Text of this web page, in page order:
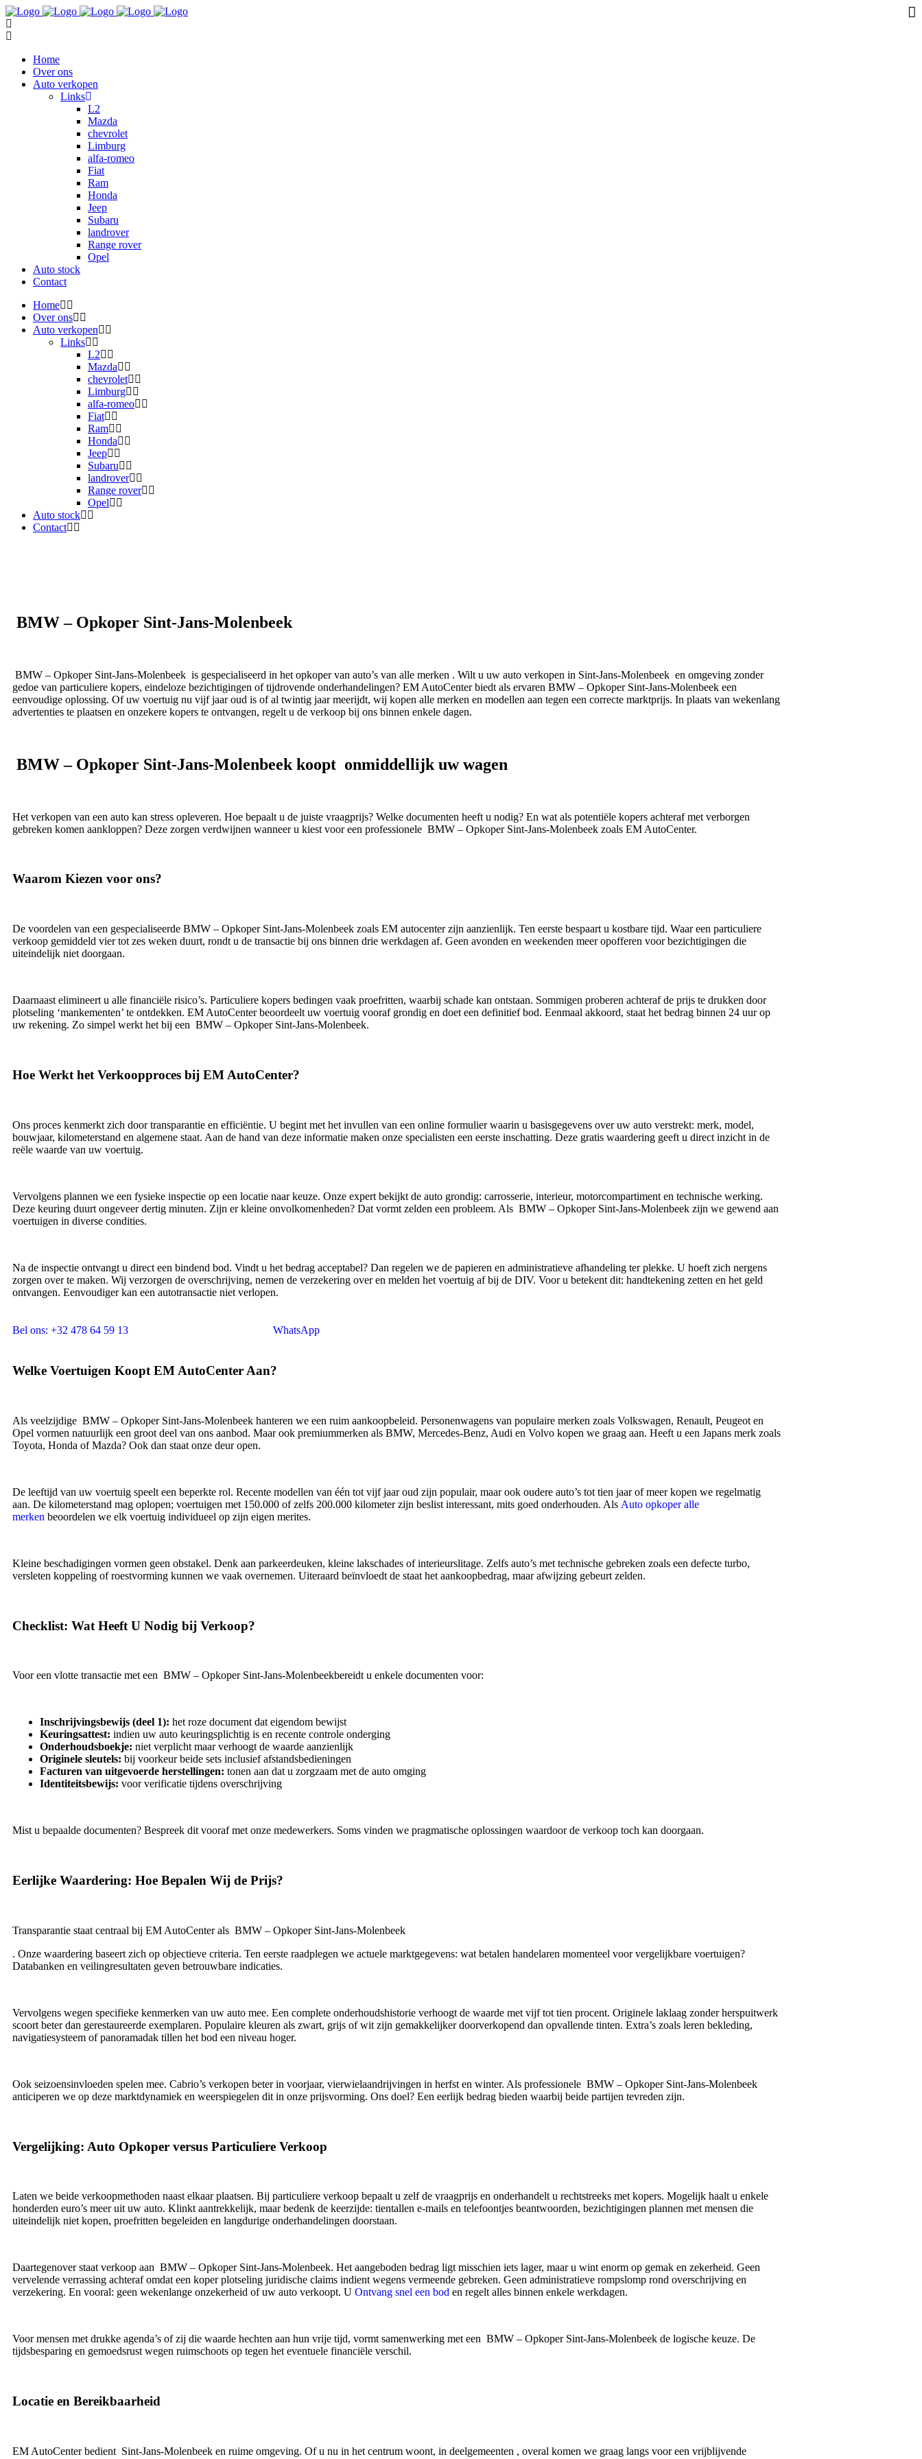
Home
Over ons
Auto verkopen
Links
L2
Mazda
chevrolet
Limburg
alfa-romeo
Fiat
Ram
Honda
Jeep
Subaru
landrover
Range rover
Opel
Auto stock
Contact
Home
Over ons
Auto verkopen
Links
L2
Mazda
chevrolet
Limburg
alfa-romeo
Fiat
Ram
Honda
Jeep
Subaru
landrover
Range rover
Opel
Auto stock
Contact
BMW – Opkoper Sint-Jans-Molenbeek
BMW – Opkoper Sint-Jans-Molenbeek is gespecialiseerd in het opkoper van auto’s van alle merken . Wilt u uw auto verkopen in Sint-Jans-Molenbeek en omgeving zonder
gedoe van particuliere kopers, eindeloze bezichtigingen of tijdrovende onderhandelingen? EM AutoCenter biedt als ervaren BMW – Opkoper Sint-Jans-Molenbeek een
eenvoudige oplossing. Of uw voertuig nu vijf jaar oud is of al twintig jaar meerijdt, wij kopen alle merken en modellen aan tegen een correcte marktprijs. In plaats van wekenlang
advertenties te plaatsen en onzekere kopers te ontvangen, regelt u de verkoop bij ons binnen enkele dagen.
BMW – Opkoper Sint-Jans-Molenbeek koopt onmiddellijk uw wagen
Het verkopen van een auto kan stress opleveren. Hoe bepaalt u de juiste vraagprijs? Welke documenten heeft u nodig? En wat als potentiële kopers achteraf met verborgen
gebreken komen aankloppen? Deze zorgen verdwijnen wanneer u kiest voor een professionele BMW – Opkoper Sint-Jans-Molenbeek zoals EM AutoCenter.
Waarom Kiezen voor ons?
De voordelen van een gespecialiseerde BMW – Opkoper Sint-Jans-Molenbeek zoals EM autocenter zijn aanzienlijk. Ten eerste bespaart u kostbare tijd. Waar een particuliere
verkoop gemiddeld vier tot zes weken duurt, rondt u de transactie bij ons binnen drie werkdagen af. Geen avonden en weekenden meer opofferen voor bezichtigingen die
uiteindelijk niet doorgaan.
Daarnaast elimineert u alle financiële risico’s. Particuliere kopers bedingen vaak proefritten, waarbij schade kan ontstaan. Sommigen proberen achteraf de prijs te drukken door
plotseling ‘mankementen’ te ontdekken. EM AutoCenter beoordeelt uw voertuig vooraf grondig en doet een definitief bod. Eenmaal akkoord, staat het bedrag binnen 24 uur op
uw rekening. Zo simpel werkt het bij een BMW – Opkoper Sint-Jans-Molenbeek.
Hoe Werkt het Verkoopproces bij EM AutoCenter?
Ons proces kenmerkt zich door transparantie en efficiëntie. U begint met het invullen van een online formulier waarin u basisgegevens over uw auto verstrekt: merk, model,
bouwjaar, kilometerstand en algemene staat. Aan de hand van deze informatie maken onze specialisten een eerste inschatting. Deze gratis waardering geeft u direct inzicht in de
reële waarde van uw voertuig.
Vervolgens plannen we een fysieke inspectie op een locatie naar keuze. Onze expert bekijkt de auto grondig: carrosserie, interieur, motorcompartiment en technische werking.
Deze keuring duurt ongeveer dertig minuten. Zijn er kleine onvolkomenheden? Dat vormt zelden een probleem. Als BMW – Opkoper Sint-Jans-Molenbeek zijn we gewend aan
voertuigen in diverse condities.
Na de inspectie ontvangt u direct een bindend bod. Vindt u het bedrag acceptabel? Dan regelen we de papieren en administratieve afhandeling ter plekke. U hoeft zich nergens
zorgen over te maken. Wij verzorgen de overschrijving, nemen de verzekering over en melden het voertuig af bij de DIV. Voor u betekent dit: handtekening zetten en het geld
ontvangen. Eenvoudiger kan een autotransactie niet verlopen.
Bel ons: +32 478 64 59 13 WhatsApp
Welke Voertuigen Koopt EM AutoCenter Aan?
Als veelzijdige BMW – Opkoper Sint-Jans-Molenbeek hanteren we een ruim aankoopbeleid. Personenwagens van populaire merken zoals Volkswagen, Renault, Peugeot en
Opel vormen natuurlijk een groot deel van ons aanbod. Maar ook premiummerken als BMW, Mercedes-Benz, Audi en Volvo kopen we graag aan. Heeft u een Japans merk zoals
Toyota, Honda of Mazda? Ook dan staat onze deur open.
De leeftijd van uw voertuig speelt een beperkte rol. Recente modellen van één tot vijf jaar oud zijn populair, maar ook oudere auto’s tot tien jaar of meer kopen we regelmatig
aan. De kilometerstand mag oplopen; voertuigen met 150.000 of zelfs 200.000 kilometer zijn beslist interessant, mits goed onderhouden. Als Auto opkoper alle
merken beoordelen we elk voertuig individueel op zijn eigen merites.
Kleine beschadigingen vormen geen obstakel. Denk aan parkeerdeuken, kleine lakschades of interieurslitage. Zelfs auto’s met technische gebreken zoals een defecte turbo,
versleten koppeling of roestvorming kunnen we vaak overnemen. Uiteraard beïnvloedt de staat het aankoopbedrag, maar afwijzing gebeurt zelden.
Checklist: Wat Heeft U Nodig bij Verkoop?
Voor een vlotte transactie met een BMW – Opkoper Sint-Jans-Molenbeekbereidt u enkele documenten voor:
Inschrijvingsbewijs (deel 1): het roze document dat eigendom bewijst
Keuringsattest: indien uw auto keuringsplichtig is en recente controle onderging
Onderhoudsboekje: niet verplicht maar verhoogt de waarde aanzienlijk
Originele sleutels: bij voorkeur beide sets inclusief afstandsbedieningen
Facturen van uitgevoerde herstellingen: tonen aan dat u zorgzaam met de auto omging
Identiteitsbewijs: voor verificatie tijdens overschrijving
Mist u bepaalde documenten? Bespreek dit vooraf met onze medewerkers. Soms vinden we pragmatische oplossingen waardoor de verkoop toch kan doorgaan.
Eerlijke Waardering: Hoe Bepalen Wij de Prijs?
Transparantie staat centraal bij EM AutoCenter als BMW – Opkoper Sint-Jans-Molenbeek
. Onze waardering baseert zich op objectieve criteria. Ten eerste raadplegen we actuele marktgegevens: wat betalen handelaren momenteel voor vergelijkbare voertuigen?
Databanken en veilingresultaten geven betrouwbare indicaties.
Vervolgens wegen specifieke kenmerken van uw auto mee. Een complete onderhoudshistorie verhoogt de waarde met vijf tot tien procent. Originele laklaag zonder herspuitwerk
scoort beter dan gerestaureerde exemplaren. Populaire kleuren als zwart, grijs of wit zijn gemakkelijker doorverkopend dan opvallende tinten. Extra’s zoals leren bekleding,
navigatiesysteem of panoramadak tillen het bod een niveau hoger.
Ook seizoensinvloeden spelen mee. Cabrio’s verkopen beter in voorjaar, vierwielaandrijvingen in herfst en winter. Als professionele BMW – Opkoper Sint-Jans-Molenbeek
anticiperen we op deze marktdynamiek en weerspiegelen dit in onze prijsvorming. Ons doel? Een eerlijk bedrag bieden waarbij beide partijen tevreden zijn.
Vergelijking: Auto Opkoper versus Particuliere Verkoop
Laten we beide verkoopmethoden naast elkaar plaatsen. Bij particuliere verkoop bepaalt u zelf de vraagprijs en onderhandelt u rechtstreeks met kopers. Mogelijk haalt u enkele
honderden euro’s meer uit uw auto. Klinkt aantrekkelijk, maar bedenk de keerzijde: tientallen e-mails en telefoontjes beantwoorden, bezichtigingen plannen met mensen die
uiteindelijk niet kopen, proefritten begeleiden en langdurige onderhandelingen doorstaan.
Daartegenover staat verkoop aan BMW – Opkoper Sint-Jans-Molenbeek. Het aangeboden bedrag ligt misschien iets lager, maar u wint enorm op gemak en zekerheid. Geen
vervelende verrassing achteraf omdat een koper plotseling juridische claims indient wegens vermeende gebreken. Geen administratieve rompslomp rond overschrijving en
verzekering. En vooral: geen wekenlange onzekerheid of uw auto verkoopt. U Ontvang snel een bod en regelt alles binnen enkele werkdagen.
Voor mensen met drukke agenda’s of zij die waarde hechten aan hun vrije tijd, vormt samenwerking met een BMW – Opkoper Sint-Jans-Molenbeek de logische keuze. De
tijdsbesparing en gemoedsrust wegen ruimschoots op tegen het eventuele financiële verschil.
Locatie en Bereikbaarheid
EM AutoCenter bedient Sint-Jans-Molenbeek en ruime omgeving. Of u nu in het centrum woont, in deelgemeenten , overal komen we graag langs voor een vrijblijvende